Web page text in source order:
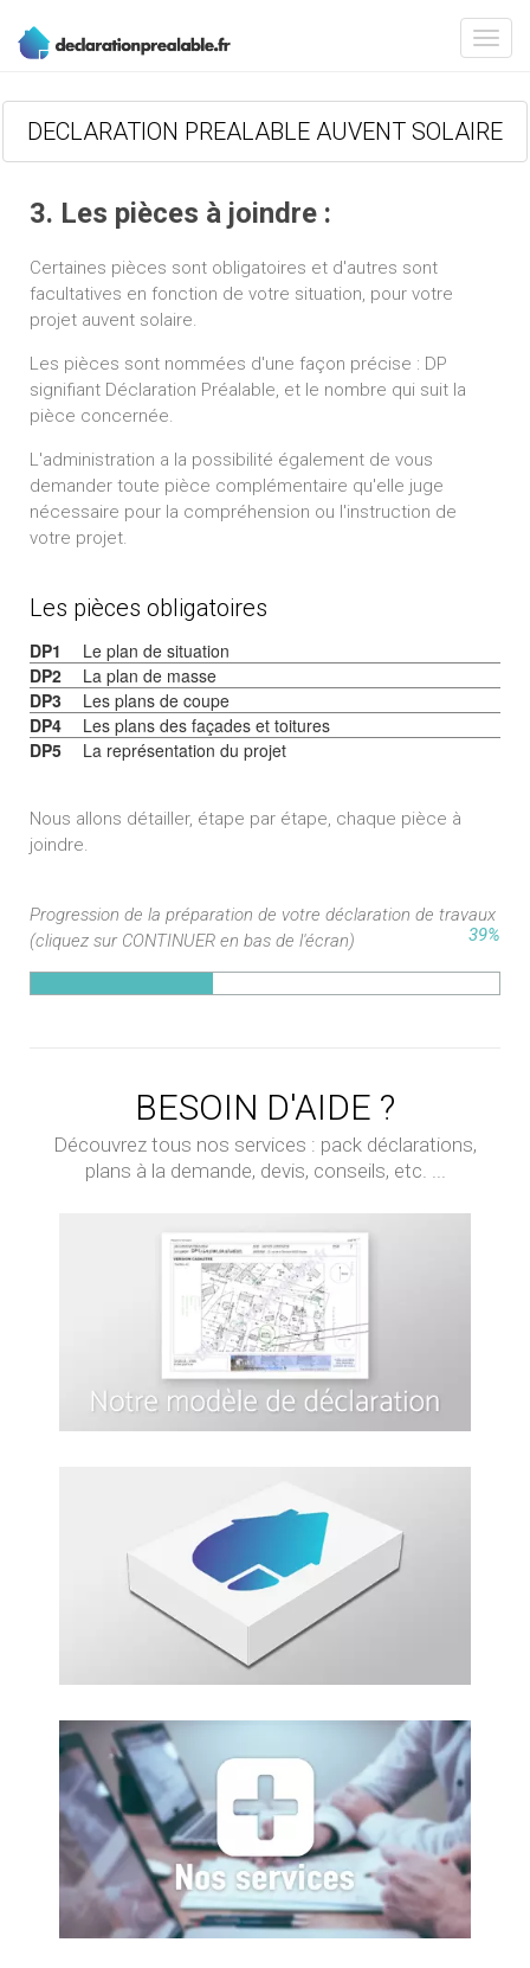
DECLARATION PREALABLE AUVENT SOLAIRE
3. Les pièces à joindre :
Certaines pièces sont obligatoires et d'autres sont
facultatives en fonction de votre situation, pour votre
projet auvent solaire.
Les pièces sont nommées d'une façon précise : DP
signifiant Déclaration Préalable, et le nombre qui suit la
pièce concernée.
L'administration a la possibilité également de vous
demander toute pièce complémentaire qu'elle juge
nécessaire pour la compréhension ou l'instruction de
votre projet.
Les pièces obligatoires
DP1
Le plan de situation
DP2
La plan de masse
DP3
Les plans de coupe
DP4
Les plans des façades et toitures
DP5
La représentation du projet
Nous allons détailler, étape par étape, chaque pièce à
joindre.
Progression de la préparation de votre déclaration de travaux
(cliquez sur CONTINUER en bas de l'écran)
39%
BESOIN D'AIDE ?
Découvrez tous nos services : pack déclarations,
plans à la demande, devis, conseils, etc. ...